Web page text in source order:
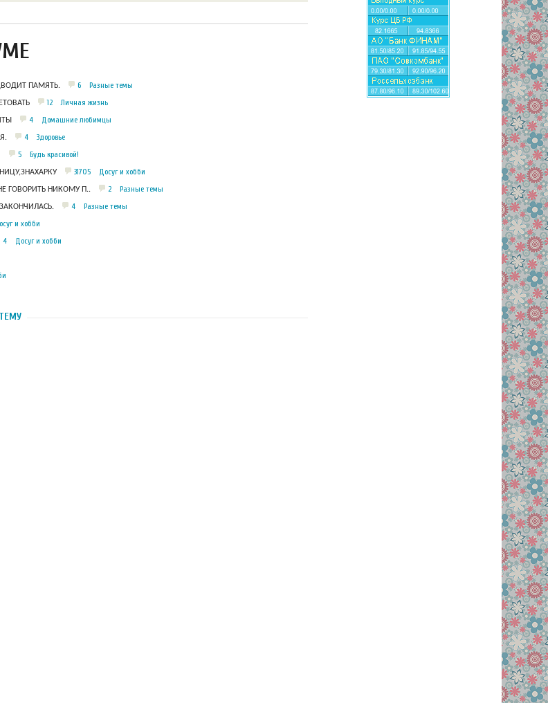
ПАМЯТЬ. 6 Разные темы
12 Личная жизнь
4 Домашние любимцы
4 Здоровье
5 Будь красивой!
31705 Досуг и хобби
ГОВОРИТЬ НИКОМУ П.. 2 Разные темы
4 Разные темы
и хобби
4 Досуг и хобби